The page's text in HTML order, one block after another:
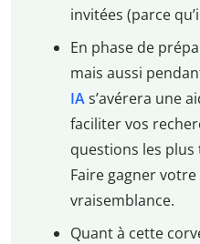
invitées (parce
En phase de
mais aussi
IAs’avérera une
faciliter vos
questions les plus
Faire gagner
vraisemblance.
Quant à cette